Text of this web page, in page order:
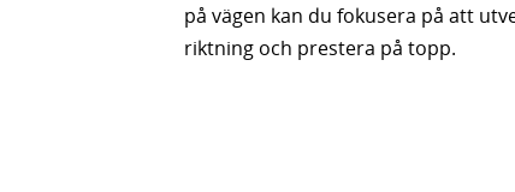
på vägen kan du fokusera på att
riktning och prestera på topp.